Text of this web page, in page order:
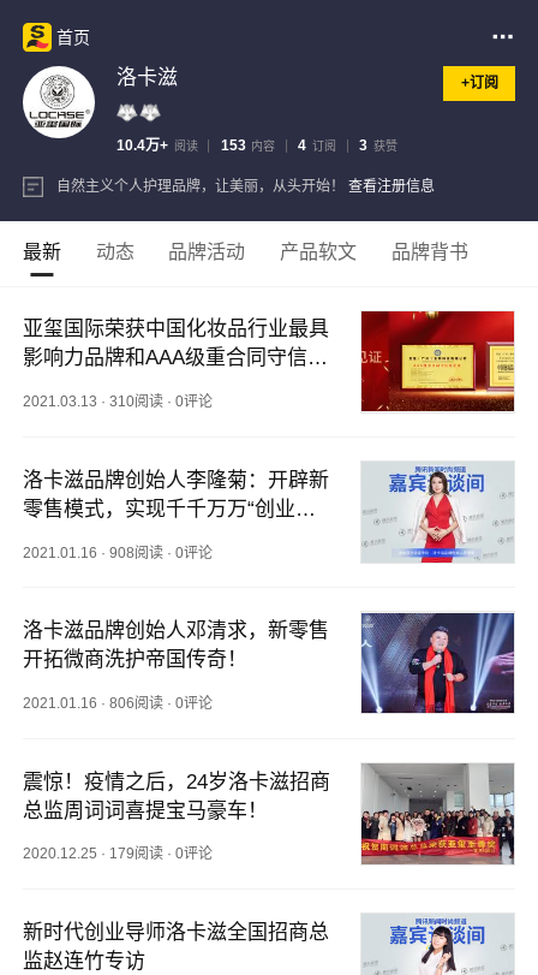
首页
洛卡滋 +订阅
10.4万+ 阅读 153 内容 4 订阅 3 获赞
自然主义个人护理品牌，让美丽，从头开始！ 查看注册信息
最新 动态 品牌活动 产品软文 品牌背书
亚玺国际荣获中国化妆品行业最具
影响力品牌和AAA级重合同守信用
2021.03.13 ·310阅读 ·0评论
洛卡滋品牌创始人李隆菊：开辟新
零售模式，实现千千万万“创业
2021.01.16 ·908阅读 ·0评论
洛卡滋品牌创始人邓清求，新零售
开拓微商洗护帝国传奇！
2021.01.16 ·806阅读 ·0评论
震惊！疫情之后，24岁洛卡滋招商
总监周词词喜提宝马豪车！
2020.12.25 · 179阅读 ·0评论
新时代创业导师洛卡滋全国招商总
监赵连竹专访